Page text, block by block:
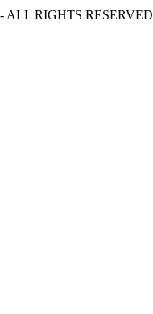
ALL RIGHTS RESERVED